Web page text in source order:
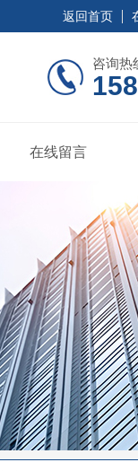
返回首页
咨询热
在线留言